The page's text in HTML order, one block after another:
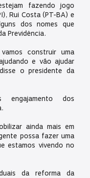
fazendo jogo
Rui Costa (PT-BA) e
dos nomes que
Previdência.
construir uma
e vão ajudar
o presidente da
engajamento dos
ainda mais em
possa fazer uma
estamos vivendo no
da reforma da